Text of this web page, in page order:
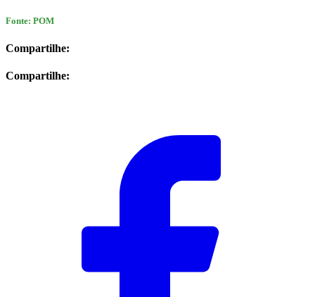
Fonte: POM
Compartilhe:
Compartilhe: